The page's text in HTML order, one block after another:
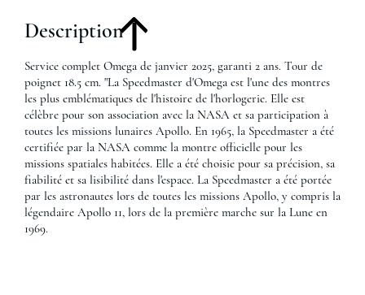
Description
Service complet Omega de janvier 2025, garanti 2 ans. Tour de
poignet 18.5 cm. "La Speedmaster d'Omega est l'une des montres
les plus emblématiques de l'histoire de l'horlogerie. Elle est
célèbre pour son association avec la NASA et sa participation à
toutes les missions lunaires Apollo. En 1965, la Speedmaster a été
certifiée par la NASA comme la montre officielle pour les
missions spatiales habitées. Elle a été choisie pour sa précision, sa
fiabilité et sa lisibilité dans l'espace. La Speedmaster a été portée
par les astronautes lors de toutes les missions Apollo, y compris la
légendaire Apollo 11, lors de la première marche sur la Lune en
1969.